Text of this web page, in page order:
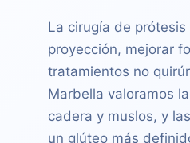
La cirugía de
proyección, mejorar
tratamientos no
Marbella valoramos
cadera y muslos, y
un glúteo más